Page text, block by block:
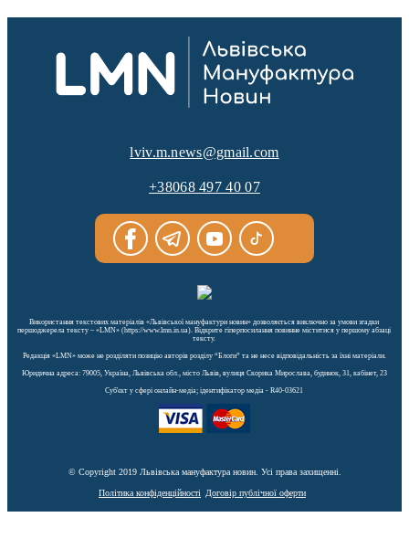
lviv.m.news@gmail.com
+38068 497 40 07
Використання текстових матеріалів «Львівської мануфактури новин» дозволяється виключно за умови згадки
першоджерела тексту – «LMN» (https://www.lmn.in.ua). Відкрите гіперпосилання повинне міститися у першому абзаці
тексту.
Редакція «LMN» може не розділяти позицію авторів розділу “Блоги” та не несе відповідальність за їхні матеріали.
Юридична адреса: 79005, Україна, Львівська обл., місто Львів, вулиця Скорика Мирослава, будинок, 31, кабінет, 23
Cуб'єкт у сфері онлайн-медіа; ідентифікатор медіа - R40-03621
© Copyright 2019 Львівська мануфактура новин. Усі права захищенні.
Політика конфіденційності Договір публічної оферти